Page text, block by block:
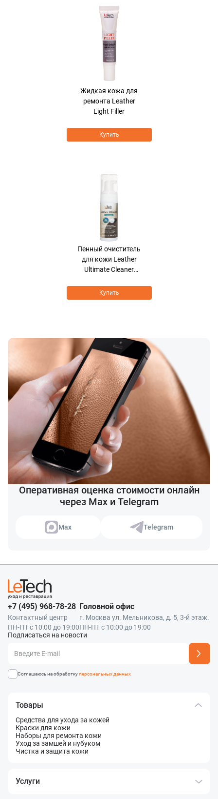
Жидкая кожа для
ремонта Leather
Light Filler
Купить
Пенный очиститель
для кожи Leather
Ultimate Cleaner
Купить
Оперативная оценка стоимости онлайн
через Max и Telegram
Max Telegram
+7 (495) 968-78-28
Контактный центр
ПН-ПТ с 10:00 до 19:00
Головной офис
г. Москва ул. Мельникова, д. 5, 3-й этаж.
ПН-ПТ с 10:00 до 19:00
Подписаться на новости
Адрес подписки успешно добавлен
Соглашаюсь на обработкуперсональных данных
Товары
Средства для ухода за кожей
Краски для кожи
Наборы для ремонта кожи
Уход за замшей и нубуком
Чистка и защита кожи
Услуги